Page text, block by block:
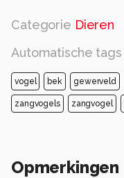
Categorie Dieren
Automatische tags
vogel bek gewerveld
zangvogels zangvogel
Opmerkingen